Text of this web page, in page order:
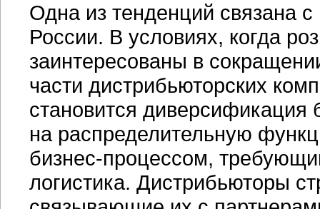
Одна из тенденций связана
России. В условиях, когда
заинтересованы в
части дистрибьюторских
становится диверсификация
на распределительную
бизнес-процессом,
логистика. Дистрибьюторы